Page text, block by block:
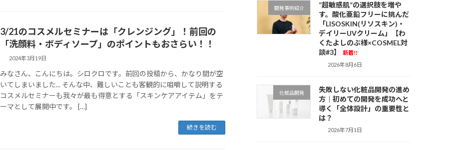
3/21のコスメルセミナーは「クレンジング」！前回の
「洗顔料・ボディソープ」のポイントもおさらい！！
2024年3月19日
みなさん、こんにちは。シロクロです。前回の投稿から、かなり間が空
いてしまいました... そんな中、難しいことも客観的に咀嚼して説明する
コスメルセミナーも我々が最も得意とする「スキンケアアイテム」をテ
ーマとして展開中です。 […]
続きを読む
開発事例紹介
”超敏感肌”の選択肢を増や
す。酸化亜鉛フリーに挑んだ
「LISOSKIN(リソスキン)・
デイリーUVクリーム」【わ
くたよしのぶ様×COSMEL対
談#3】
新着!!
2026年8月6日
化粧品開発
失敗しない化粧品開発の進め
方｜初めての開発を成功へと
導く「全体設計」の重要性と
は？
2026年7月1日